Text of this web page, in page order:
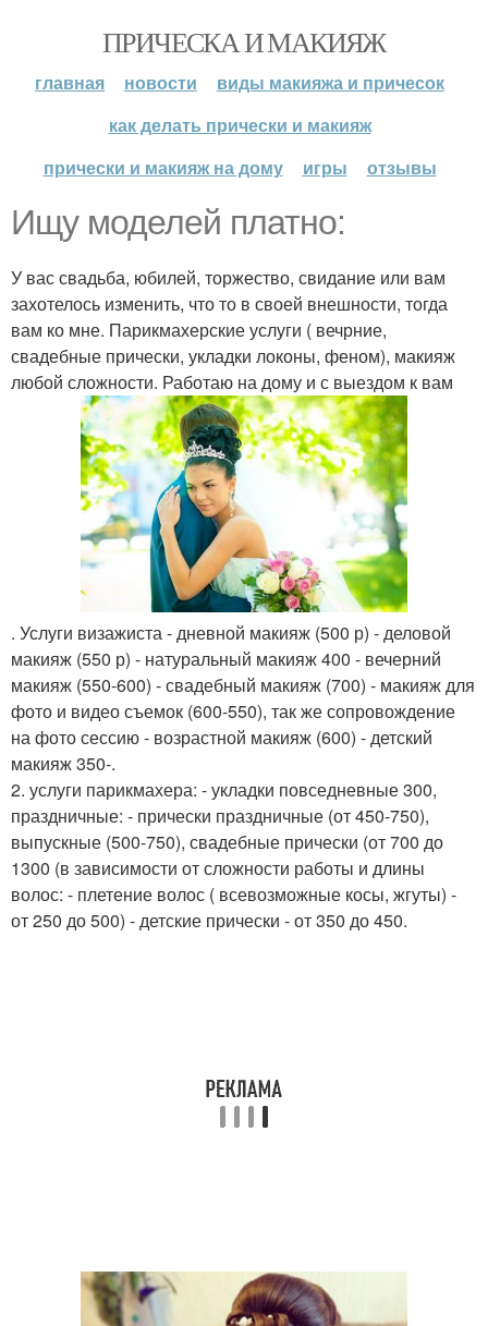
ПРИЧЕСКА И МАКИЯЖ
главная новости
виды макияжа и причесок
как делать прически и макияж
прически и макияж на дому
игры отзывы
Ищу моделей платно:
У вас свадьба, юбилей, торжество, свидание или вам
захотелось изменить, что то в своей внешности, тогда
вам ко мне. Парикмахерские услуги ( вечрние,
свадебные прически, укладки локоны, феном), макияж
любой сложности. Работаю на дому и с выездом к вам
. Услуги визажиста - дневной макияж (500 р) - деловой
макияж (550 р) - натуральный макияж 400 - вечерний
макияж (550-600) - свадебный макияж (700) - макияж для
фото и видео съемок (600-550), так же сопровождение
на фото сессию - возрастной макияж (600) - детский
макияж 350-.
2. услуги парикмахера: - укладки повседневные 300,
праздничные: - прически праздничные (от 450-750),
выпускные (500-750), свадебные прически (от 700 до
1300 (в зависимости от сложности работы и длины
волос: - плетение волос ( всевозможные косы, жгуты) -
от 250 до 500) - детские прически - от 350 до 450.